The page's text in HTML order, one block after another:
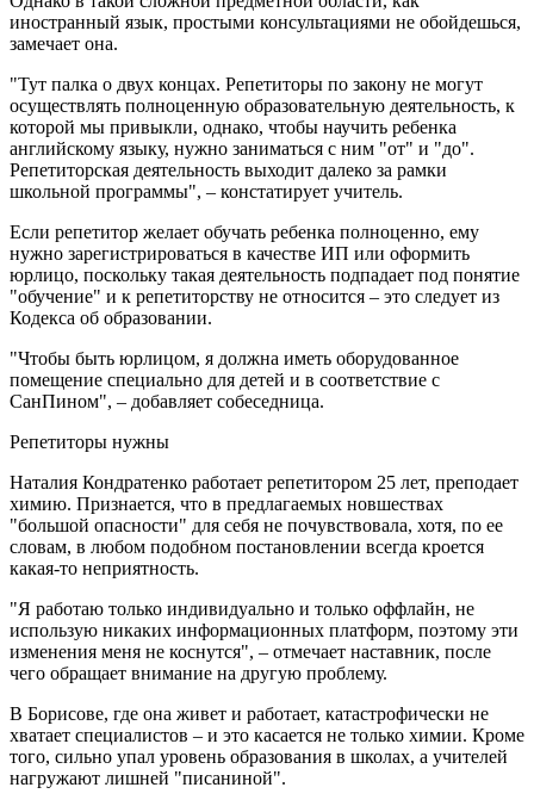
иностранный язык, простыми консультациями не обойдешься,
замечает она.
"Тут палка о двух концах. Репетиторы по закону не могут
осуществлять полноценную образовательную деятельность, к
которой мы привыкли, однако, чтобы научить ребенка
английскому языку, нужно заниматься с ним "от" и "до".
Репетиторская деятельность выходит далеко за рамки
школьной программы", – констатирует учитель.
Если репетитор желает обучать ребенка полноценно, ему
нужно зарегистрироваться в качестве ИП или оформить
юрлицо, поскольку такая деятельность подпадает под понятие
"обучение" и к репетиторству не относится – это следует из
Кодекса об образовании.
"Чтобы быть юрлицом, я должна иметь оборудованное
помещение специально для детей и в соответствие с
СанПином", – добавляет собеседница.
Репетиторы нужны
Наталия Кондратенко работает репетитором 25 лет, преподает
химию. Признается, что в предлагаемых новшествах
"большой опасности" для себя не почувствовала, хотя, по ее
словам, в любом подобном постановлении всегда кроется
какая-то неприятность.
"Я работаю только индивидуально и только оффлайн, не
использую никаких информационных платформ, поэтому эти
изменения меня не коснутся", – отмечает наставник, после
чего обращает внимание на другую проблему.
В Борисове, где она живет и работает, катастрофически не
хватает специалистов – и это касается не только химии. Кроме
того, сильно упал уровень образования в школах, а учителей
нагружают лишней "писаниной".